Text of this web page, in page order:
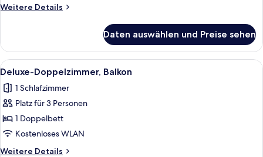
Weitere Details
Weitere
Einzelzimmer
Daten auswählen und Preise sehen
Alle
Fotos
für
Deluxe-
Doppelzimmer,
Balkon
anzeigen
Ein modernes Hotelzimmer mit
1
Deluxe-Doppelzimmer, Balkon
1 Schlafzimmer
Platz für 3 Personen
1 Doppelbett
Kostenloses WLAN
Weitere Details
Weitere